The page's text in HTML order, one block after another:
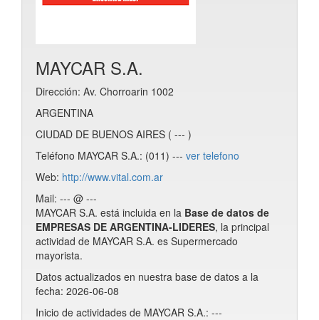
MAYCAR S.A.
Dirección: Av. Chorroarin 1002
ARGENTINA
CIUDAD DE BUENOS AIRES ( --- )
Teléfono MAYCAR S.A.: (011) --- ver telefono
Web: http://www.vital.com.ar
Mail: --- @ ---
MAYCAR S.A. está incluida en la Base de datos de
EMPRESAS DE ARGENTINA-LIDERES, la principal
actividad de MAYCAR S.A. es Supermercado
mayorista.
Datos actualizados en nuestra base de datos a la
fecha: 2026-06-08
Inicio de actividades de MAYCAR S.A.: ---